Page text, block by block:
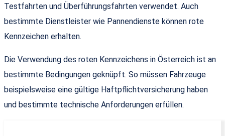
Testfahrten und Überführungsfahrten verwendet. Auch
bestimmte Dienstleister wie Pannendienste können rote
Kennzeichen erhalten.
Die Verwendung des roten Kennzeichens in Österreich ist an
bestimmte Bedingungen geknüpft. So müssen Fahrzeuge
beispielsweise eine gültige Haftpflichtversicherung haben
und bestimmte technische Anforderungen erfüllen.